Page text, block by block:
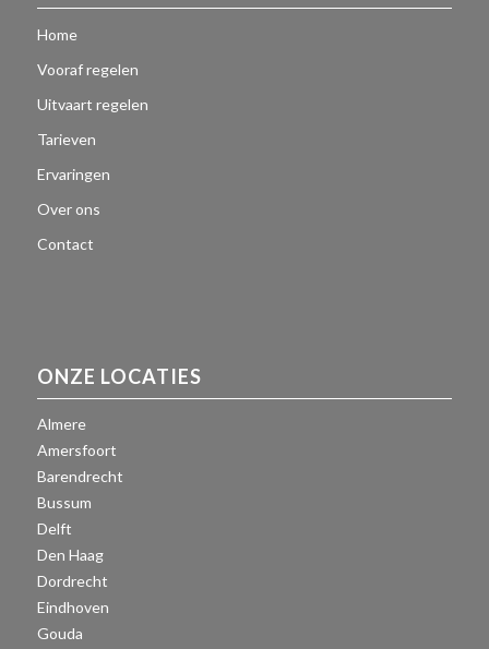
Home
Vooraf regelen
Uitvaart regelen
Tarieven
Ervaringen
Over ons
Contact
ONZE LOCATIES
Almere
Amersfoort
Barendrecht
Bussum
Delft
Den Haag
Dordrecht
Eindhoven
Gouda